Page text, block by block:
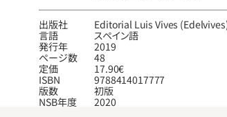
出版社
Editorial Luis Vives
言語
スペイン語
発行年
2019
ページ数
48
定価
17.90€
ISBN
9788414017777
版数
初版
NSB年度
2020